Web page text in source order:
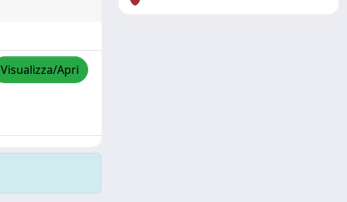
Visualizza/Apri